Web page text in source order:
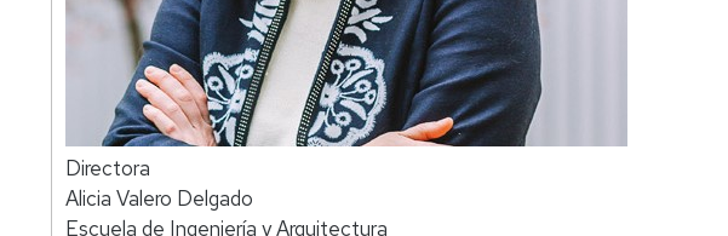
Directora
Alicia Valero Delgado
Escuela de Ingeniería y Arquitectura